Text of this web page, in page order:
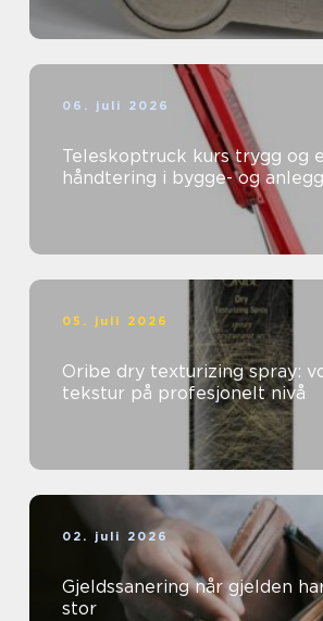
06. juli 2026
Teleskoptruck kurs trygg og effektiv
håndtering i bygge- og
05. juli 2026
Oribe dry texturizing spray:
tekstur på profesjonelt nivå
02. juli 2026
Gjeldssanering når gjelden har blitt for
stor